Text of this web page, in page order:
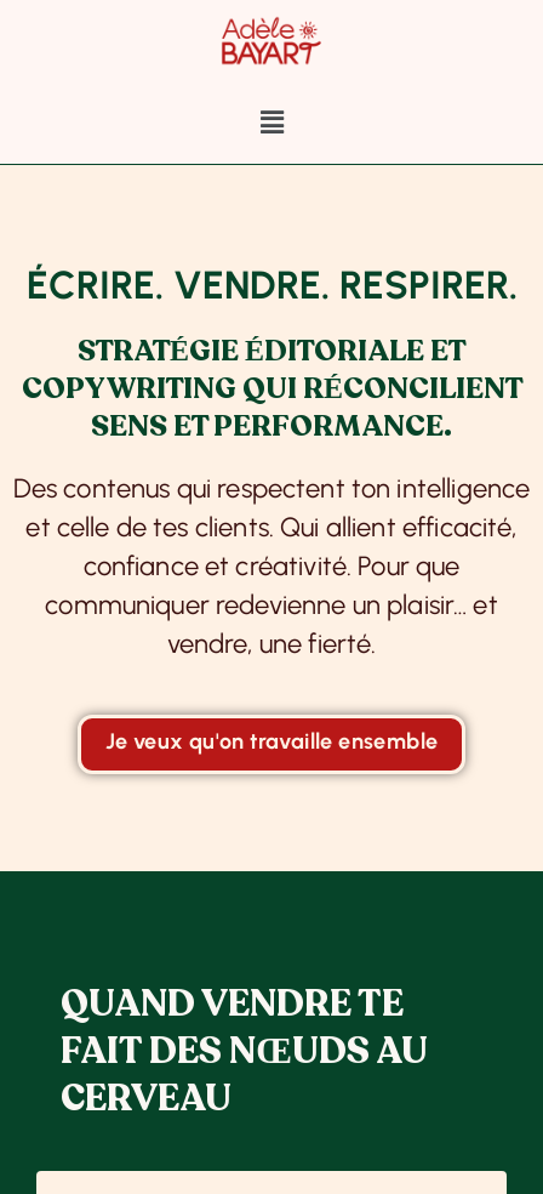
Menu
ÉCRIRE. VENDRE. RESPIRER.
STRATÉGIE ÉDITORIALE ET
COPYWRITING QUI RÉCONCILIENT
SENS ET PERFORMANCE.
Des contenus qui respectent ton intelligence
et celle de tes clients. Qui allient efficacité,
confiance et créativité. Pour que
communiquer redevienne un plaisir… et
vendre, une fierté.
Je veux qu'on travaille ensemble
QUAND VENDRE TE
FAIT DES NŒUDS AU
CERVEAU